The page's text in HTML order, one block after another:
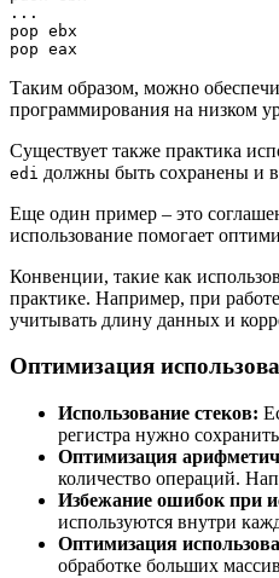
...
pop ebx
Таким образом, можно
программирования на низком
Существует также практика
edi должны быть сохранены и
Еще один пример – это
использование помогает
Конвенции, такие как
практике. Например, при
учитывать длину данных и
Оптимизация
Использование стеков:
регистра нужно
Оптимизация
количество операций.
Избежание ошибок при
используются внутри
Оптимизация
обработке больших